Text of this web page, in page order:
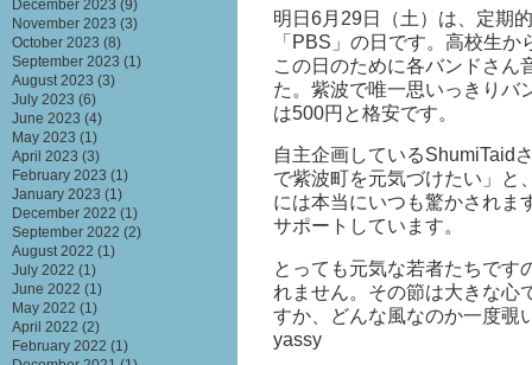
明日6月29日（土）は、定期
「PBS」の日です。高校生
この日のために各バンドさん
た。紫波で唯一思いっきりバ
は500円と格安です。
自主企画しているShumiTaid
で紫波町を元気づけたい」と
には本当にいつも驚かされま
サポートしています。
とっても元気な若者たちです
れません。その節は大きな心
すか、どんな風なのか一度
yassy
December 2023 (9)
November 2023 (3)
October 2023 (8)
September 2023 (1)
August 2023 (3)
July 2023 (6)
June 2023 (4)
May 2023 (1)
April 2023 (3)
February 2023 (1)
January 2023 (1)
December 2022 (1)
September 2022 (2)
August 2022 (1)
July 2022 (1)
June 2022 (1)
May 2022 (1)
April 2022 (2)
February 2022 (1)